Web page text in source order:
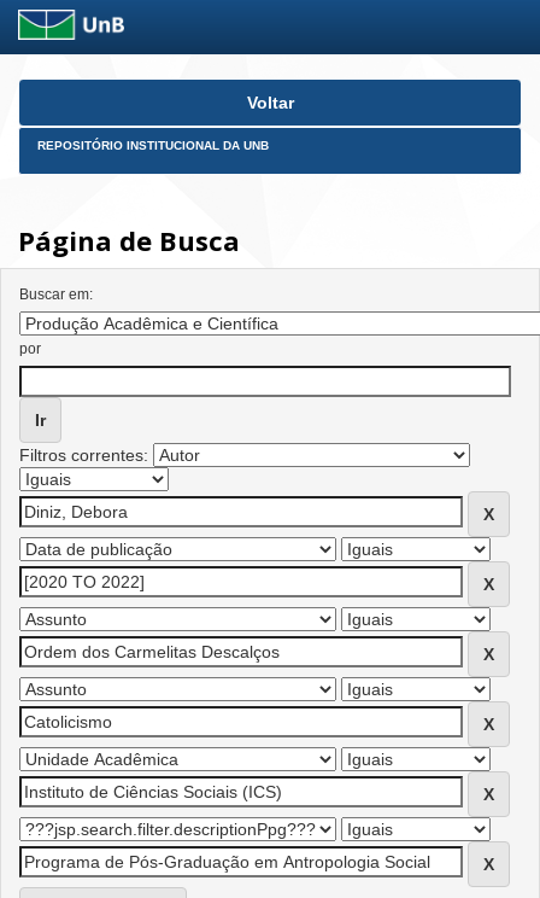
Skip
Voltar
REPOSITÓRIO INSTITUCIONAL DA UNB
Página de Busca
Buscar em:
por
Filtros correntes: